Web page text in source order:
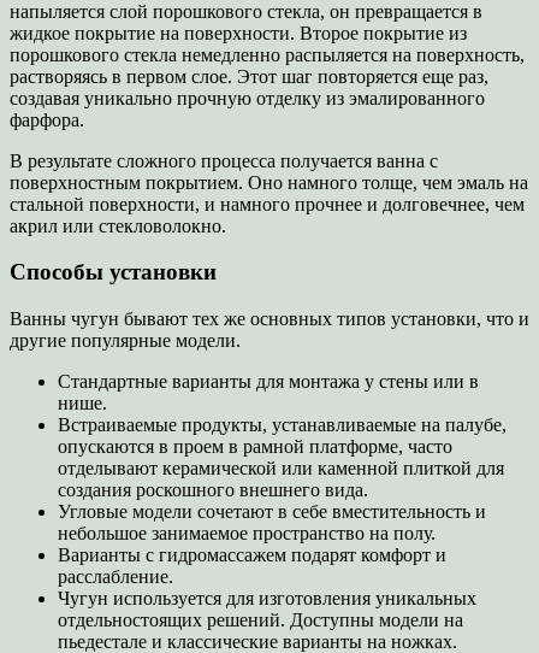
напыляется слой порошкового стекла, он превращается в
жидкое покрытие на поверхности. Второе покрытие из
порошкового стекла немедленно распыляется на поверхность,
растворяясь в первом слое. Этот шаг повторяется еще раз,
создавая уникально прочную отделку из эмалированного
фарфора.
В результате сложного процесса получается ванна с
поверхностным покрытием. Оно намного толще, чем эмаль на
стальной поверхности, и намного прочнее и долговечнее, чем
акрил или стекловолокно.
Способы установки
Ванны чугун бывают тех же основных типов установки, что и
другие популярные модели.
Стандартные варианты для монтажа у стены или в
нише.
Встраиваемые продукты, устанавливаемые на палубе,
опускаются в проем в рамной платформе, часто
отделывают керамической или каменной плиткой для
создания роскошного внешнего вида.
Угловые модели сочетают в себе вместительность и
небольшое занимаемое пространство на полу.
Варианты с гидромассажем подарят комфорт и
расслабление.
Чугун используется для изготовления уникальных
отдельностоящих решений. Доступны модели на
пьедестале и классические варианты на ножках.